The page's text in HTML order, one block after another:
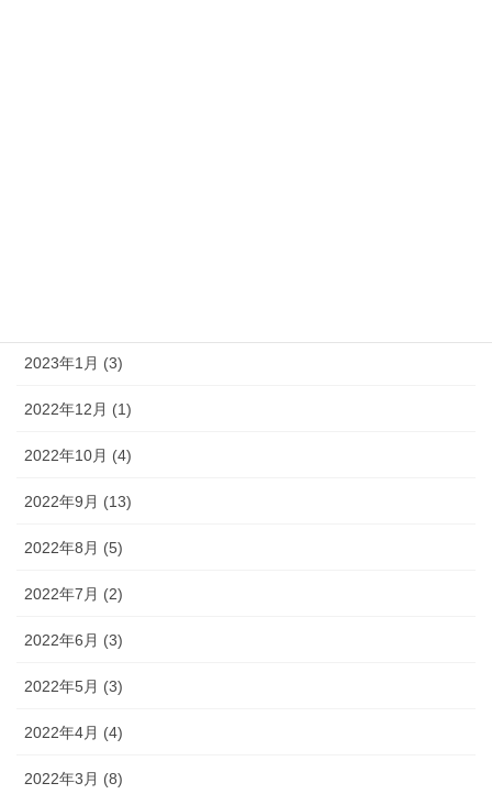
2023年1月 (3)
2022年12月 (1)
2022年10月 (4)
2022年9月 (13)
2022年8月 (5)
2022年7月 (2)
2022年6月 (3)
2022年5月 (3)
2022年4月 (4)
2022年3月 (8)